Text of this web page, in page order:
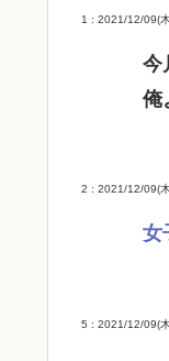
【
「
み
【
1 : 2021/12/09(
今
俺
2 : 2021/12/09(
女
5 : 2021/12/09(